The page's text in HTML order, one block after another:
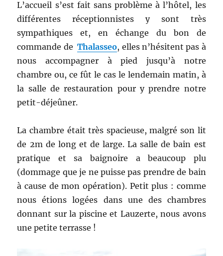
L’accueil s’est fait sans problème à l’hôtel, les
différentes réceptionnistes y sont très
sympathiques et, en échange du bon de
commande de Thalasseo, elles n’hésitent pas à
nous accompagner à pied jusqu’à notre
chambre ou, ce fût le cas le lendemain matin, à
la salle de restauration pour y prendre notre
petit-déjeûner.
La chambre était très spacieuse, malgré son lit
de 2m de long et de large. La salle de bain est
pratique et sa baignoire a beaucoup plu
(dommage que je ne puisse pas prendre de bain
à cause de mon opération). Petit plus : comme
nous étions logées dans une des chambres
donnant sur la piscine et Lauzerte, nous avons
une petite terrasse !